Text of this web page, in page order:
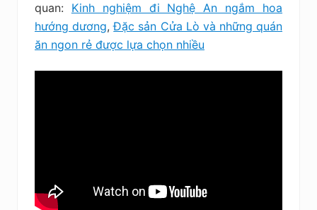
quan: Kinh nghiệm đi Nghệ An ngắm hoa
hướng dương,Đặc sản Cửa Lò và những quán
ăn ngon rẻ được lựa chọn nhiều